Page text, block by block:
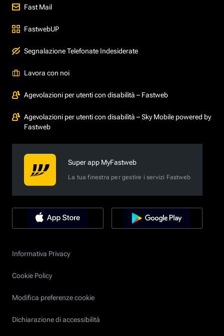
Fast Mail
FastwebUP
Segnalazione Telefonate Indesiderate
Lavora con noi
Agevolazioni per utenti con disabilità – Fastweb
Agevolazioni per utenti con disabilità – Sky Mobile powered by
Fastweb
Super app MyFastweb
La tua finestra per gestire i servizi Fastweb
Informativa Privacy
Cookie Policy
Modifica preferenze cookie
Dichiarazione di accessibilità